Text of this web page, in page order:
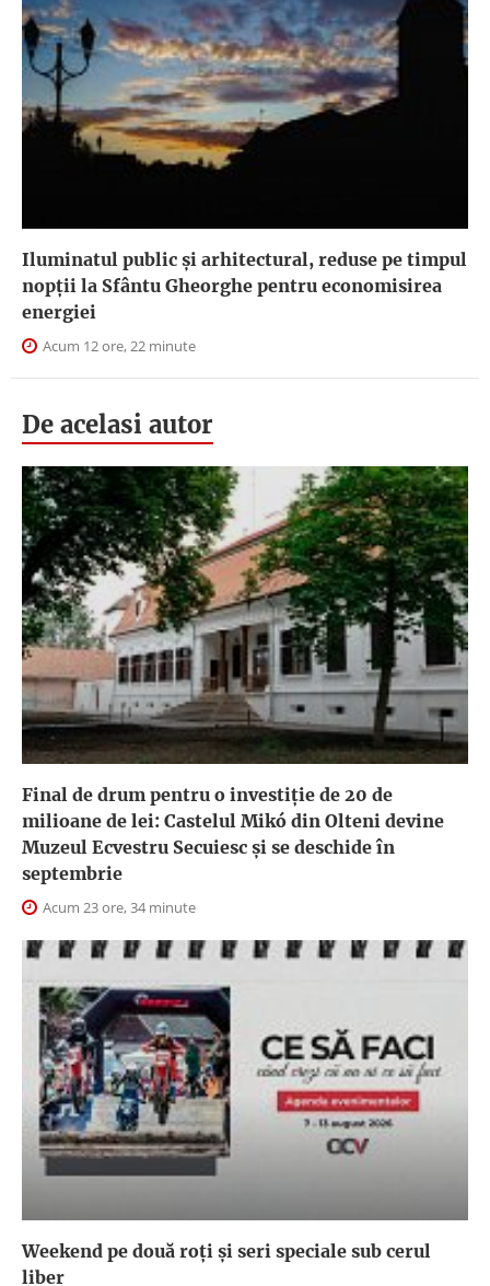
Iluminatul public şi arhitectural, reduse pe timpul
nopţii la Sfântu Gheorghe pentru economisirea
energiei
Acum 12 ore, 22 minute
De acelasi autor
Final de drum pentru o investiție de 20 de
milioane de lei: Castelul Mikó din Olteni devine
Muzeul Ecvestru Secuiesc și se deschide în
septembrie
Acum 23 ore, 34 minute
Weekend pe două roți și seri speciale sub cerul
liber